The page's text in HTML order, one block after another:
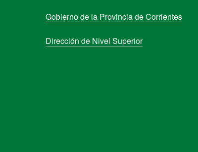
Gobierno de la Provincia de Corrientes
Dirección de Nivel Superior